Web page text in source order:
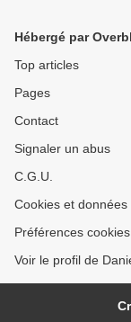
Hébergé par
Top articles
Pages
Contact
Signaler un abus
C.G.U.
Cookies et
Préférences cookies
Voir le profil de